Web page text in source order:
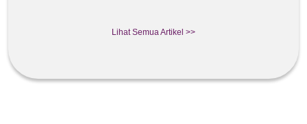
Lihat Semua Artikel >>